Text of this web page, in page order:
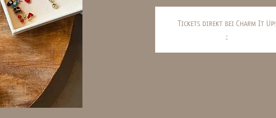
Tickets direkt bei Charm It Up!
-